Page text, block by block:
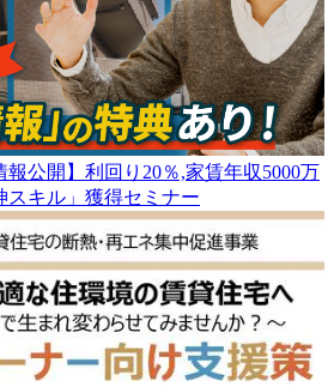
報公開】利回り20％,家賃年収5000万
スキル」獲得セミナー